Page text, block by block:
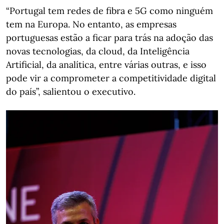
“Portugal tem redes de fibra e 5G como ninguém
tem na Europa. No entanto, as empresas
portuguesas estão a ficar para trás na adoção das
novas tecnologias, da cloud, da Inteligência
Artificial, da analítica, entre várias outras, e isso
pode vir a comprometer a competitividade digital
do país”, salientou o executivo.